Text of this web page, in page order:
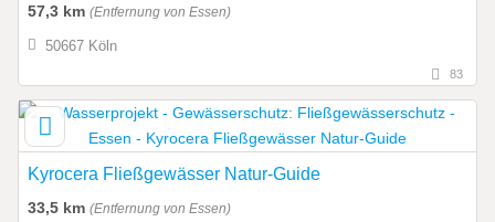
57,3 km (Entfernung von Essen)
50667 Köln
83
Kyrocera Fließgewässer Natur-Guide
33,5 km (Entfernung von Essen)